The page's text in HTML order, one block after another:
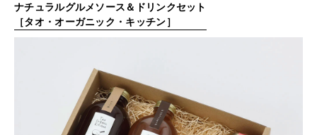
ナチュラルグルメソース＆ドリンクセット
［タオ・オーガニック・キッチン］